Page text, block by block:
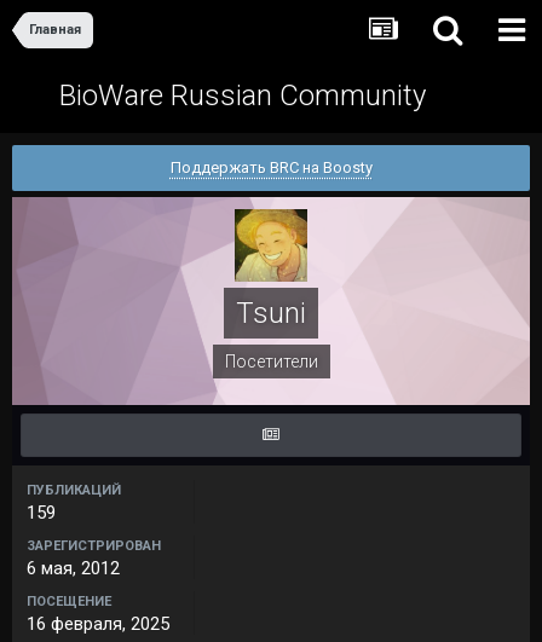
Главная
BioWare Russian Community
Поддержать BRC на Boosty
Tsuni
Посетители
ПУБЛИКАЦИЙ
159
ЗАРЕГИСТРИРОВАН
6 мая, 2012
ПОСЕЩЕНИЕ
16 февраля, 2025